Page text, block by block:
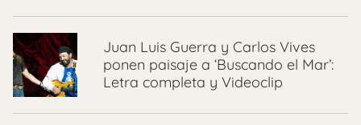
Juan Luis Guerra y Carlos Vives
ponen paisaje a ‘Buscando el Mar’:
Letra completa y Videoclip